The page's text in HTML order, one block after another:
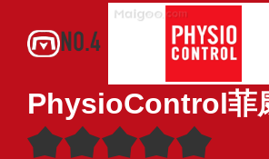
NO.4
PhysioControl菲